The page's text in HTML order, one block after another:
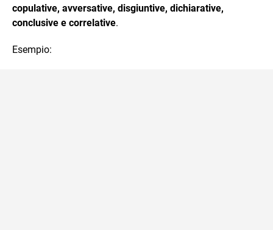
copulative, avversative, disgiuntive, dichiarative,
conclusive e correlative.
Esempio: